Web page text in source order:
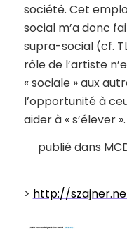
société. Cet
social m’a donc
supra-social (cf.
rôle de l’artiste
« sociale » aux
l’opportunité à
aider à « s’élever ».
publié dans
> http://